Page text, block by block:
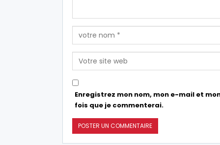
Enregistrez mon nom, mon e-mail et
fois que je commenterai.